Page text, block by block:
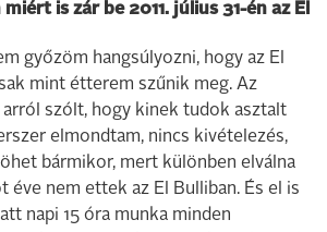
is zár be 2011. július 31-én az El
győzöm hangsúlyozni, hogy az El
mint étterem szűnik meg. Az
arról szólt, hogy kinek tudok asztalt
elmondtam, nincs kivételezés,
bármikor, mert különben elválna
éve nem ettek az El Bulliban. És el is
napi 15 óra munka minden